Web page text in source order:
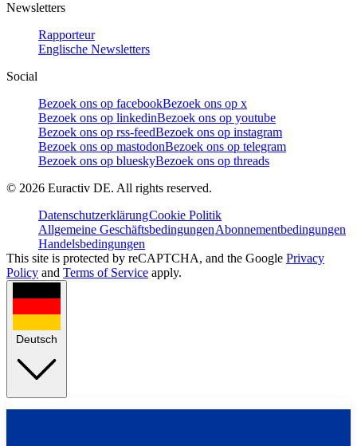
Newsletters
Rapporteur
Englische Newsletters
Social
Bezoek ons op facebookBezoek ons op x
Bezoek ons op linkedinBezoek ons op youtube
Bezoek ons op rss-feedBezoek ons op instagram
Bezoek ons op mastodonBezoek ons op telegram
Bezoek ons op blueskyBezoek ons op threads
© 2026 Euractiv DE. All rights reserved.
DatenschutzerklärungCookie Politik
Allgemeine GeschäftsbedingungenAbonnementbedingungen
Handelsbedingungen
This site is protected by reCAPTCHA, and the Google Privacy
Policy and Terms of Service apply.
Deutsch